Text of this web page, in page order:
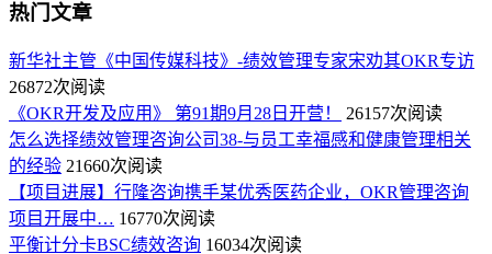
热门文章
新华社主管《中国传媒科技》-绩效管理专家宋劝其OKR专访
26872次阅读
《OKR开发及应用》 第91期9月28日开营！
26157次阅读
怎么选择绩效管理咨询公司38-与员工幸福感和健康管理相关
的经验 21660次阅读
【项目进展】行隆咨询携手某优秀医药企业，OKR管理咨询
项目开展中… 16770次阅读
平衡计分卡BSC绩效咨询 16034次阅读